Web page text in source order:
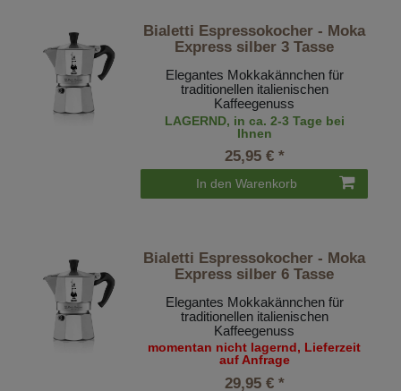
Bialetti Espressokocher - Moka
Express silber 3 Tasse
Elegantes Mokkakännchen für
traditionellen italienischen
Kaffeegenuss
LAGERND, in ca. 2-3 Tage bei
Ihnen
25,95 € *
In den Warenkorb
Bialetti Espressokocher - Moka
Express silber 6 Tasse
Elegantes Mokkakännchen für
traditionellen italienischen
Kaffeegenuss
momentan nicht lagernd, Lieferzeit
auf Anfrage
29,95 € *